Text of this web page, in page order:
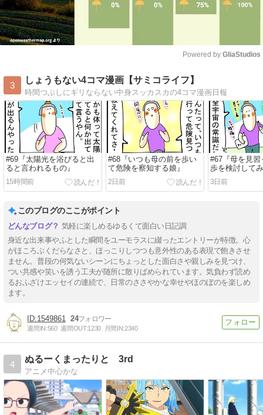
Powered by GliaStudios
3
しょうもない4コマ漫画【サミコライフ】
時間つぶしにギリならない中身スッカスカの4コマ漫画日報
#69『太陽光を浴びると出
ると言われるもの』
15時間前
#68『いつも母の前を歩い
て危険を察知する娘』
2日前
#67『母を見習
歩を検討して
3日前
このブログのここがポイント
気軽に楽しめるゆるくて面白い日記調
身近な出来事やふとした瞬間をユーモラスに綴ったエントリーが特徴。心
がほころぶくだらなさと、ほっこりしつつも意外性のある表現で飽きさせ
ません。普段の何気ないシーンにちょっとした面白さや親しみを見つけ、
つい共感や笑いを誘う工夫が随所に散りばめられています。気負わず読め
るおふざけエッセイの連続で、日常のささやかな幸せやほのぼのを楽しめ
ます。
1549861 24
週間IN:560 週間OUT:1230 月間IN:2340
4
ぬるーくまったりと 3rd
アニメ中心かな